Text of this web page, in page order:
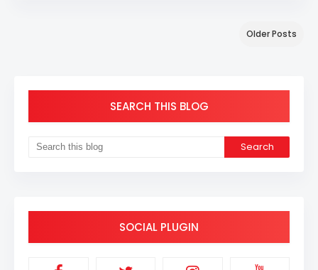
Older Posts
SEARCH THIS BLOG
SOCIAL PLUGIN